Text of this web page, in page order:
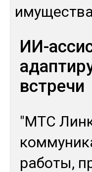
ИИ-
встречи
"МТС
ра­боты,